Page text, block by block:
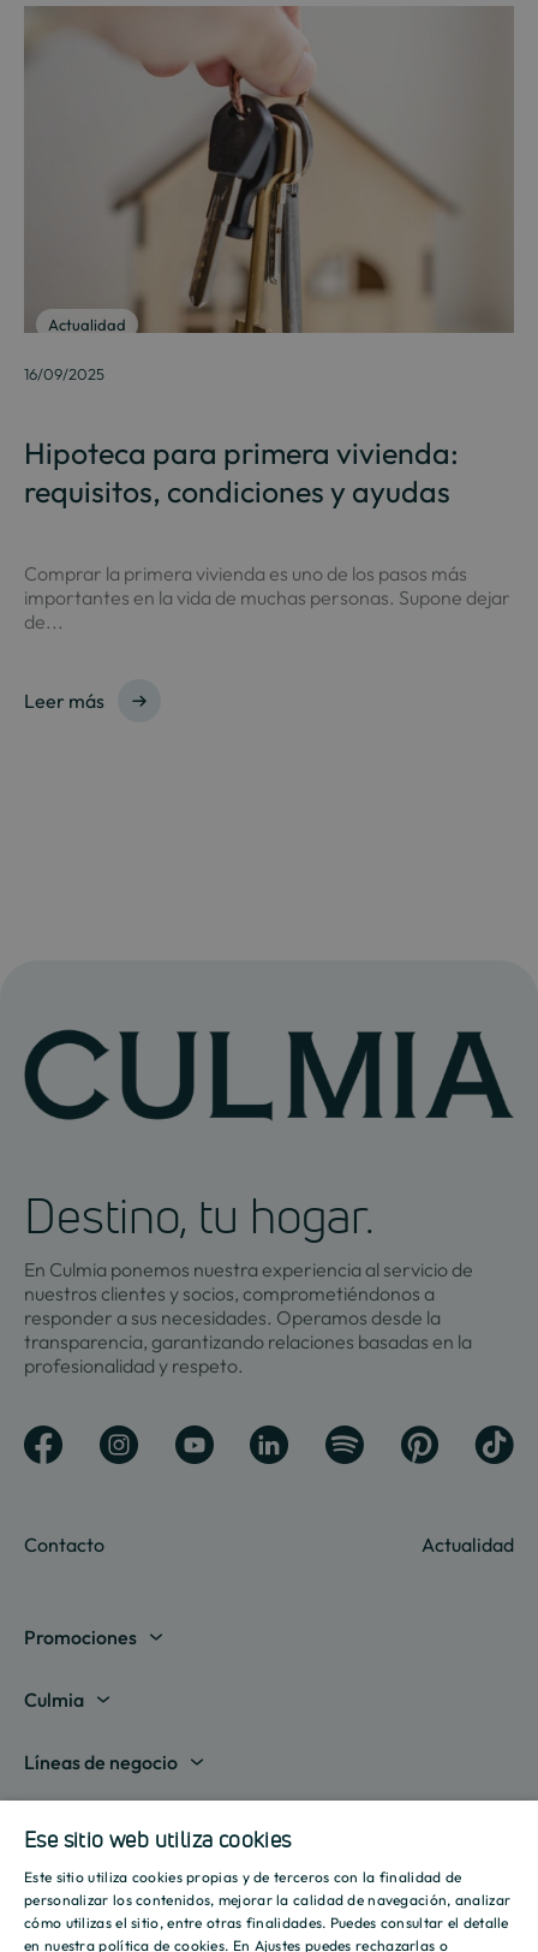
Actualidad
16/09/2025
Hipoteca para primera vivienda:
requisitos, condiciones y ayudas
Comprar la primera vivienda es uno de los pasos más
importantes en la vida de muchas personas. Supone dejar
de...
Leer más
Destino, tu hogar.
En Culmia ponemos nuestra experiencia al servicio de
nuestros clientes y socios, comprometiéndonos a
responder a sus necesidades. Operamos desde la
transparencia, garantizando relaciones basadas en la
profesionalidad y respeto.
Contacto Actualidad
Promociones
Valencia
Sevilla
Islas Baleares
Culmia
Sobre nosotros
Destino Culmia
Sala de prensa
Informes
Iniciativas
Líneas de negocio
Vivienda Alquiler
Culmia es noticia
Tendencias
Recursos
Guías
SPANISH
ENGLISH
Ese sitio web utiliza cookies
Este sitio utiliza cookies propias y de terceros con la finalidad de
personalizar los contenidos, mejorar la calidad de navegación, analizar
cómo utilizas el sitio, entre otras finalidades. Puedes consultar el detalle
en nuestrapolítica de cookies. En Ajustes puedes rechazarlas o